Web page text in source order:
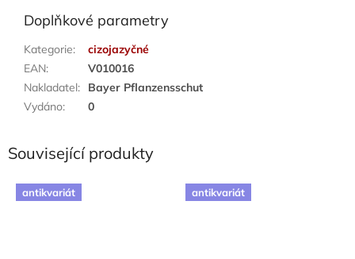
Doplňkové parametry
Kategorie:
cizojazyčné
EAN:
V010016
Nakladatel:
Bayer Pflanzensschut
Vydáno: 0
Související produkty
antikvariát antikvariát